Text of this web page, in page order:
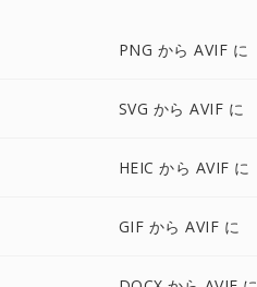
PNG から AVIF に
SVG から AVIF に
HEIC から AVIF に
GIF から AVIF に